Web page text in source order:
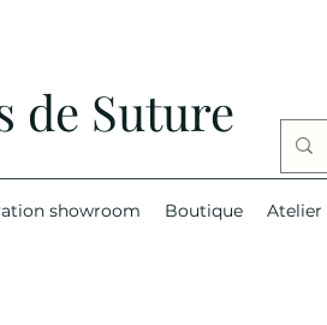
de Suture
showroom Boutique Atelier